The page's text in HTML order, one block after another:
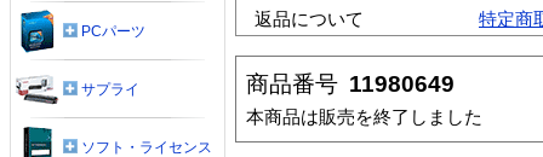
返品について
特定商
商品番号 11980649
本商品は販売を終了しました
PCパーツ
サプライ
ソフト・ライセンス